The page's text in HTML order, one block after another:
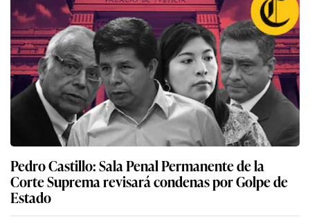
Pedro Castillo: Sala Penal Permanente de la
Corte Suprema revisará condenas por Golpe de
Estado